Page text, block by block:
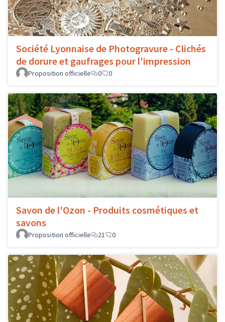
Société Lyonnaise de Photogravure - Clichés
de dorure et gaufrages pour l'impression
Proposition officielle 0 0
Savon de l'Ozon - Produits cosmétiques et
savons
Proposition officielle 21 0